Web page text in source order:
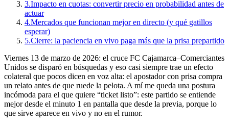
3.Impacto en cuotas: convertir precio en probabilidad antes de
actuar
4.Mercados que funcionan mejor en directo (y qué gatillos
esperar)
5.Cierre: la paciencia en vivo paga más que la prisa prepartido
Viernes 13 de marzo de 2026: el cruce FC Cajamarca–Comerciantes
Unidos se disparó en búsquedas y eso casi siempre trae un efecto
colateral que pocos dicen en voz alta: el apostador con prisa compra
un relato antes de que ruede la pelota. A mí me queda una postura
incómoda para el que quiere “ticket listo”: este partido se entiende
mejor desde el minuto 1 en pantalla que desde la previa, porque lo
que sirve aparece en vivo y no en el rumor.